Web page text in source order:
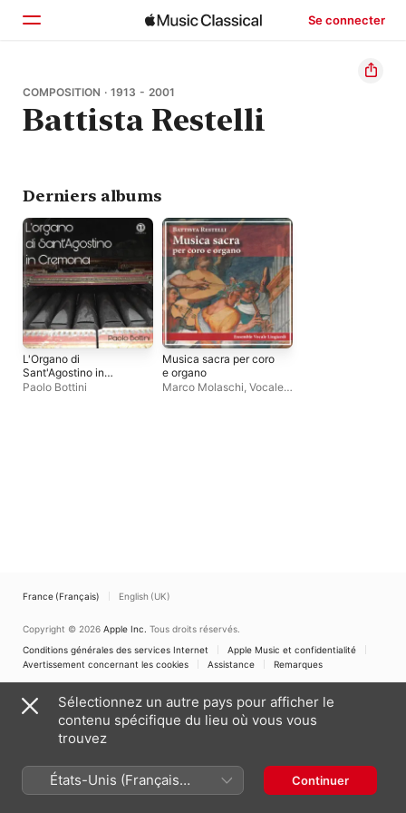
Se connecter
Accueil
Parcourir
COMPOSITION · 1913 - 2001
Battista Restelli
Derniers albums
L'Organo di
Sant'Agostino in
Cremona
Paolo Bottini
Musica sacra per coro
e organo
Marco Molaschi, Vocale
France (Français) English (UK)
Copyright © 2026 Apple Inc. Tous droits réservés.
Conditions générales des services Internet
Apple Music et confidentialité
Avertissement concernant les cookies
Assistance Remarques
Sélectionnez un autre pays pour afficher le
contenu spécifique du lieu où vous vous
trouvez
États-Unis (Français
France)
Continuer